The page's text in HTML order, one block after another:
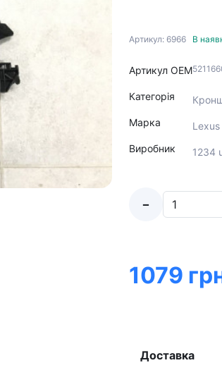
Артикул: 6966
Артикул ОЕМ
Категорія
Марка
Виробник
В
1234
-
1079
Доставка